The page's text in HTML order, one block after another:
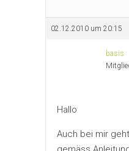
02.12.2010 um 20:15
basis
Hallo
Auch bei mir